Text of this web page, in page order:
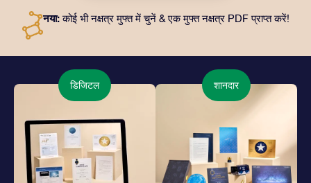
नया:कोई भी नक्षत्र मुफ्त में चुनें & एक मुफ्त नक्षत्र PDF प्राप्त करें!
डिजिटल शानदार